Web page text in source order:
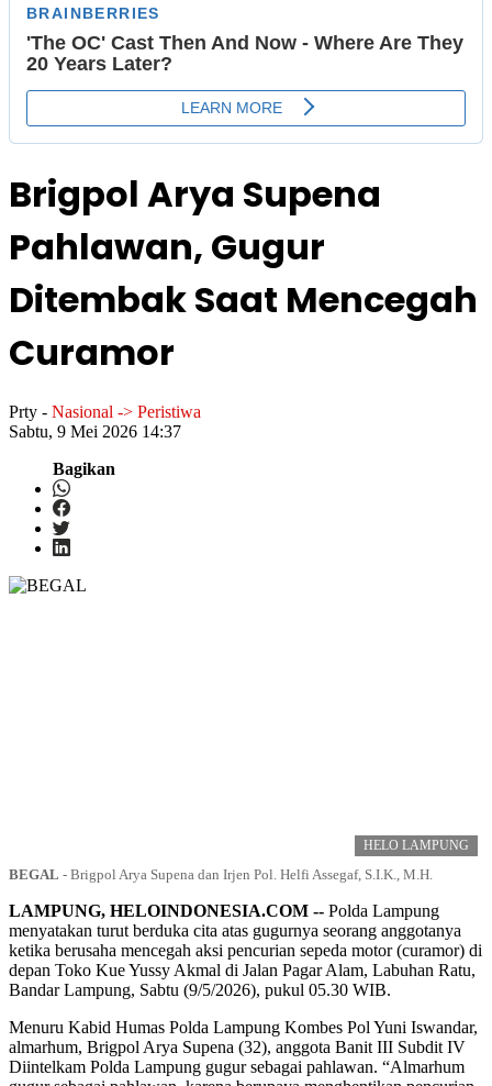
Brigpol Arya Supena
Pahlawan, Gugur
Ditembak Saat Mencegah
Curamor
Prty - Nasional -> Peristiwa
Sabtu, 9 Mei 2026 14:37
Bagikan
HELO LAMPUNG
BEGAL - Brigpol Arya Supena dan Irjen Pol. Helfi Assegaf, S.I.K., M.H.
LAMPUNG, HELOINDONESIA.COM -- Polda Lampung
menyatakan turut berduka cita atas gugurnya seorang anggotanya
ketika berusaha mencegah aksi pencurian sepeda motor (curamor) di
depan Toko Kue Yussy Akmal di Jalan Pagar Alam, Labuhan Ratu,
Bandar Lampung, Sabtu (9/5/2026), pukul 05.30 WIB.
Menuru Kabid Humas Polda Lampung Kombes Pol Yuni Iswandar,
almarhum, Brigpol Arya Supena (32), anggota Banit III Subdit IV
Diintelkam Polda Lampung gugur sebagai pahlawan. “Almarhum